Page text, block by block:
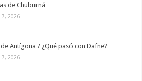
de Chuburná
7, 2026
Antígona / ¿Qué pasó con Dafne?
7, 2026